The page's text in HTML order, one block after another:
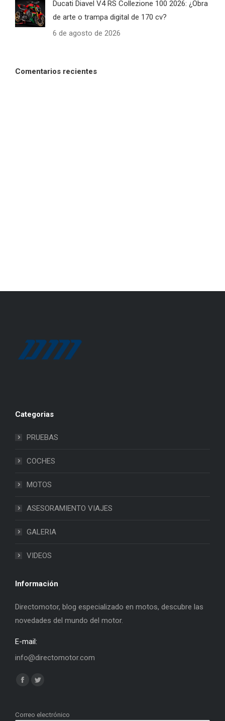
Ducati Diavel V4 RS Collezione 100 2026: ¿Obra
de arte o trampa digital de 170 cv?
6 de agosto de 2026
Comentarios recientes
Categorias
PRUEBAS
COCHES
MOTOS
ASESORAMIENTO VIAJES
GALERIA
VIDEOS
Información
Directomotor, blog especializado en motos, descubre las
novedades del mundo del motor.
E-mail:
info@directomotor.com
Find us on:
Facebook
opens
Twitter
opens
Correo electrónico